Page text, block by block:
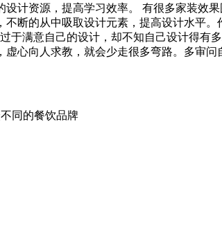
计资源，提高学习效率。 有很多家装效
断的从中吸取设计元素，提高设计水平。
于满意自己的设计，却不知自己设计得有
心向人求教，就会少走很多弯路。多审问
同的餐饮品牌